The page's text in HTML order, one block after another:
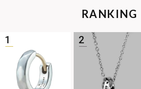
RANKING